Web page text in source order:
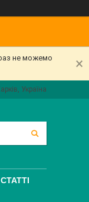
не можемо
Україна